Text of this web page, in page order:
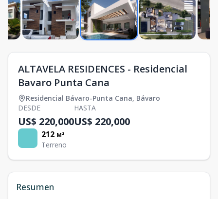
ALTAVELA RESIDENCES - Residencial
Bavaro Punta Cana
Residencial Bávaro-Punta Cana, Bávaro
DESDE
US$ 220,000
HASTA
US$ 220,000
212 M²
Terreno
Resumen